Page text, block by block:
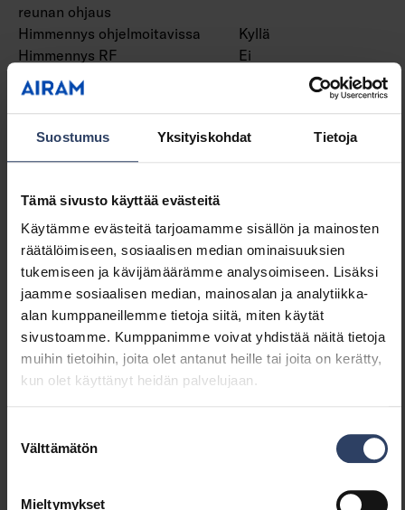
Suostumus Yksityiskohdat Tietoja
Tämä sivusto käyttää evästeitä
Käytämme evästeitä tarjoamamme sisällön ja mainosten
räätälöimiseen, sosiaalisen median ominaisuuksien
tukemiseen ja kävijämäärämme analysoimiseen. Lisäksi
jaamme sosiaalisen median, mainosalan ja analytiikka-
alan kumppaneillemme tietoja siitä, miten käytät
sivustoamme. Kumppanimme voivat yhdistää näitä tietoja
muihin tietoihin, joita olet antanut heille tai joita on kerätty,
kun olet käyttänyt heidän palvelujaan.
valinta
Välttämätön
Mieltymykset
reunan ohjaus
Himmennys ohjelmoitavissa
Kyllä
Himmennys RF
Ei
Himmennys Sine Wave
Reduction
Hipaisuhimmennys
Ei
Himmennys Zigbee
Ei
Painonappihimmennys
Vakiovalovirta-ohjaus (CLO)
IFTTT-tuki
Ei
Apple HomeKit -
yhteensopiva
Ei
Bluetooth -ohjattava
Ei
Google Assistant -
yhteensopiva
Ei
Yhteensopiva Casambi-
järjestelmän kanssa
Ei